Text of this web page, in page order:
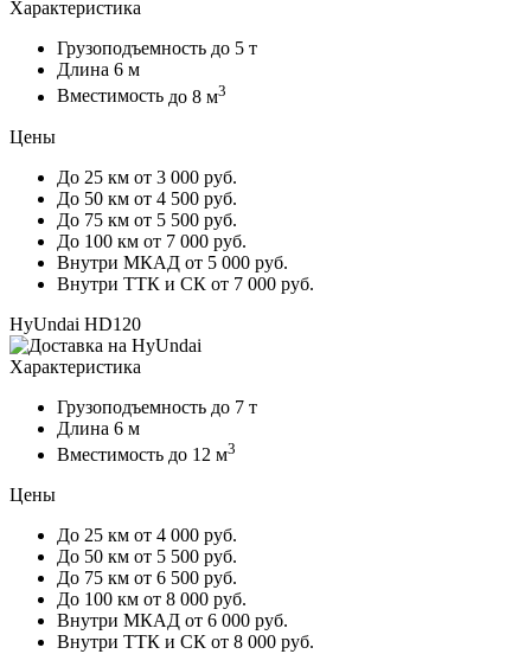
Характеристика
Грузоподъемность до 5 т
Длина 6 м
Вместимость до 8 м3
Цены
До 25 км от 3 000 руб.
До 50 км от 4 500 руб.
До 75 км от 5 500 руб.
До 100 км от 7 000 руб.
Внутри МКАД от 5 000 руб.
Внутри ТТК и СК от 7 000 руб.
HyUndai HD120
Характеристика
Грузоподъемность до 7 т
Длина 6 м
Вместимость до 12 м3
Цены
До 25 км от 4 000 руб.
До 50 км от 5 500 руб.
До 75 км от 6 500 руб.
До 100 км от 8 000 руб.
Внутри МКАД от 6 000 руб.
Внутри ТТК и СК от 8 000 руб.